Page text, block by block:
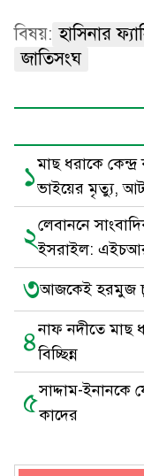
বিষয়: হাসিনার
জাতিসংঘ
১মাছ ধরাকে
ভাইয়ের মৃত্যু,
২লেবাননে
ইসরাইল:
৩আজকেই হরমুজ
৪নাফ নদীতে মাছ
বিচ্ছিন্ন
৫সাদ্দাম-ইনানকে
কাদের